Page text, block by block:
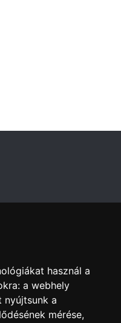
használ a
a webhely
nyújtsunk a
mérése,